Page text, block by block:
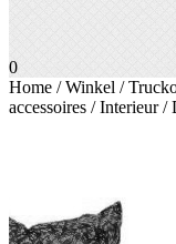
0
Home /Winkel /
accessoires /Interieur/